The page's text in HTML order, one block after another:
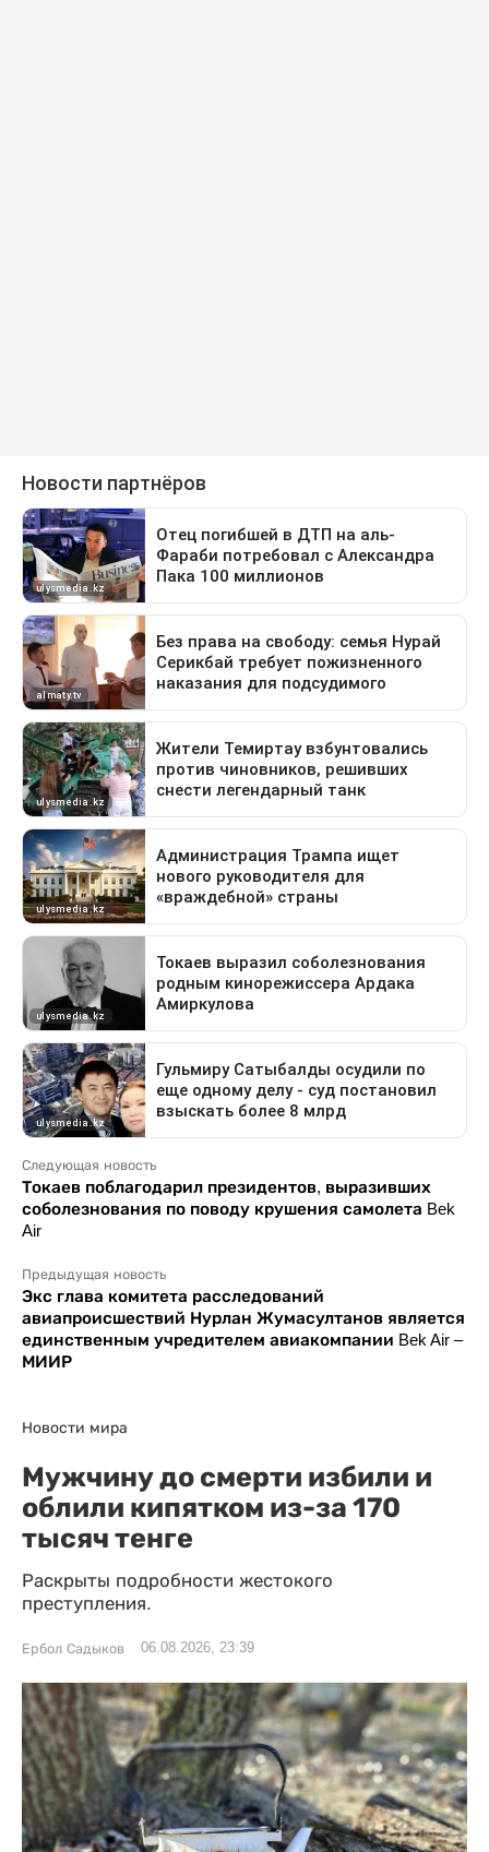
Следующая новость
Токаев поблагодарил президентов, выразивших
соболезнования по поводу крушения самолета Bek
Air
Предыдущая новость
Экс глава комитета расследований
авиапроисшествий Нурлан Жумасултанов является
единственным учредителем авиакомпании Bek Air –
МИИР
Новости мира
Мужчину до смерти избили и
облили кипятком из-за 170
тысяч тенге
Раскрыты подробности жестокого
преступления.
Ербол Садыков 06.08.2026, 23:39